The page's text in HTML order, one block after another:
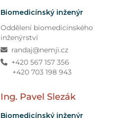
Biomedicínský inženýr
Oddělení biomedicínského
inženýrství
randaj@nemji.cz
+420 567 157 356
+420 703 198 943
Ing. Pavel Slezák
Biomedicínský inženýr